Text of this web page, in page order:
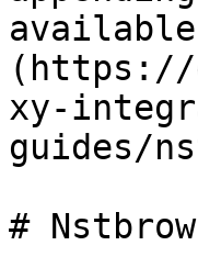
available
(https://
xy-
guides/
#